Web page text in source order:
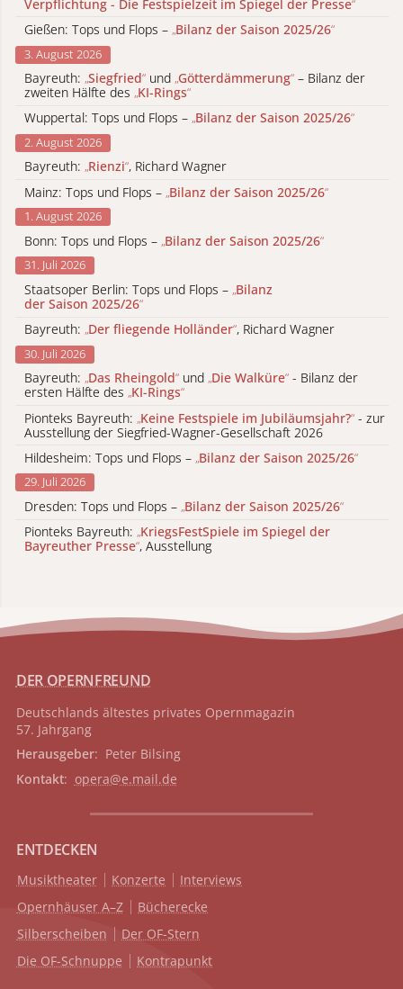
Verpflichtung - Die Festspielzeit im Spiegel der Presse“
Gießen: Tops und Flops – „Bilanz der Saison 2025/26“
3. August 2026
Bayreuth: „Siegfried“ und „Götterdämmerung“ – Bilanz der
zweiten Hälfte des „KI-Rings“
Wuppertal: Tops und Flops – „Bilanz der Saison 2025/26“
2. August 2026
Bayreuth: „Rienzi“, Richard Wagner
Mainz: Tops und Flops – „Bilanz der Saison 2025/26“
1. August 2026
Bonn: Tops und Flops – „Bilanz der Saison 2025/26“
31. Juli 2026
Staatsoper Berlin: Tops und Flops – „Bilanz
der Saison 2025/26“
Bayreuth: „Der fliegende Holländer“, Richard Wagner
30. Juli 2026
Bayreuth: „Das Rheingold“ und „Die Walküre“ - Bilanz der
ersten Hälfte des „KI-Rings“
Pionteks Bayreuth: „Keine Festspiele im Jubiläumsjahr?“ - zur
Ausstellung der Siegfried-Wagner-Gesellschaft 2026
Hildesheim: Tops und Flops – „Bilanz der Saison 2025/26“
29. Juli 2026
Dresden: Tops und Flops – „Bilanz der Saison 2025/26“
Pionteks Bayreuth: „KriegsFestSpiele im Spiegel der
Bayreuther Presse“, Ausstellung
DER OPERNFREUND
Deutschlands ältestes privates Opernmagazin
57. Jahrgang
Herausgeber: Peter Bilsing
Kontakt: opera@e.mail.de
ENTDECKEN
Musiktheater Konzerte
Interviews
Opernhäuser A–Z
Bücherecke
Silberscheiben
Der OF-Stern
Die OF-Schnuppe
Kontrapunkt